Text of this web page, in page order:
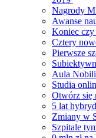
Nagrody
Awanse
Koniec czy
Cztery
Pierwsze
Aula
Studia
Otwórz się
5 lat
Zmiany w
Szpitale